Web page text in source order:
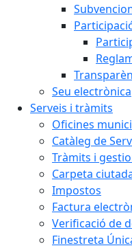
Seu electrònica
Serveis i tràmits
Oficines
Catàleg de
Tràmits i
Carpeta
Impostos
Factura
Verificació de
Finestreta